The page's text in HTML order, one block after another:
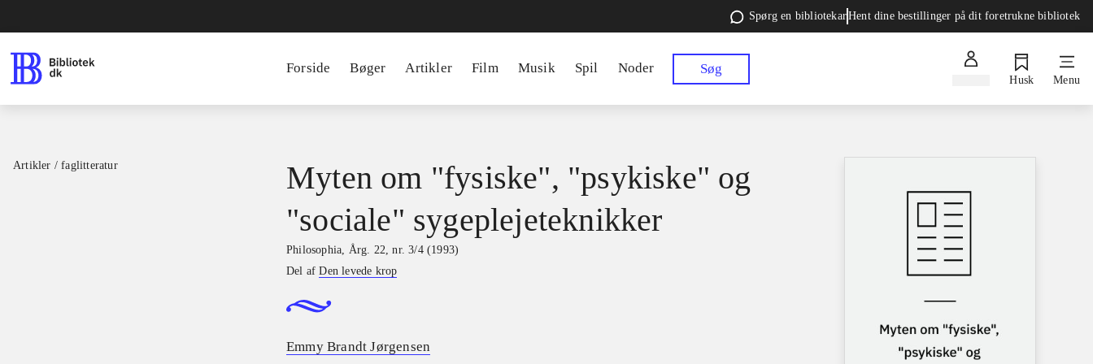
Spørg en bibliotekarHent dine bestillinger på dit foretrukne bibliotek
Forside Bøger Artikler Film Musik Spil Noder Søg
Husk Menu
Artikler / faglitteratur
Myten om "fysiske", "psykiske" og
"sociale" sygeplejeteknikker
Philosophia, Årg. 22, nr. 3/4 (1993)
Del afDen levede krop
Emmy Brandt Jørgensen